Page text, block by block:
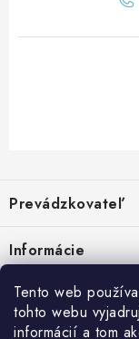
Tento web
tohto webu
informácií a tom
p
ä
t
Prevádzkovateľ
Malinová 49
IČO: 34670602
DIČ: 1020448297
Informácie
Kontakty
Doprava a platba
Facebook